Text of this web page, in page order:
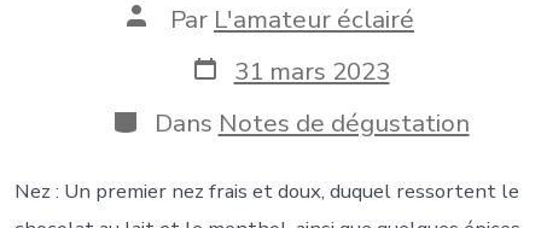
Auteur
publication
Par L'amateur éclairé
Date
de
publication
31 mars 2023
Catégories
Dans Notes de dégustation
Nez : Un premier nez frais et doux, duquel ressortent le